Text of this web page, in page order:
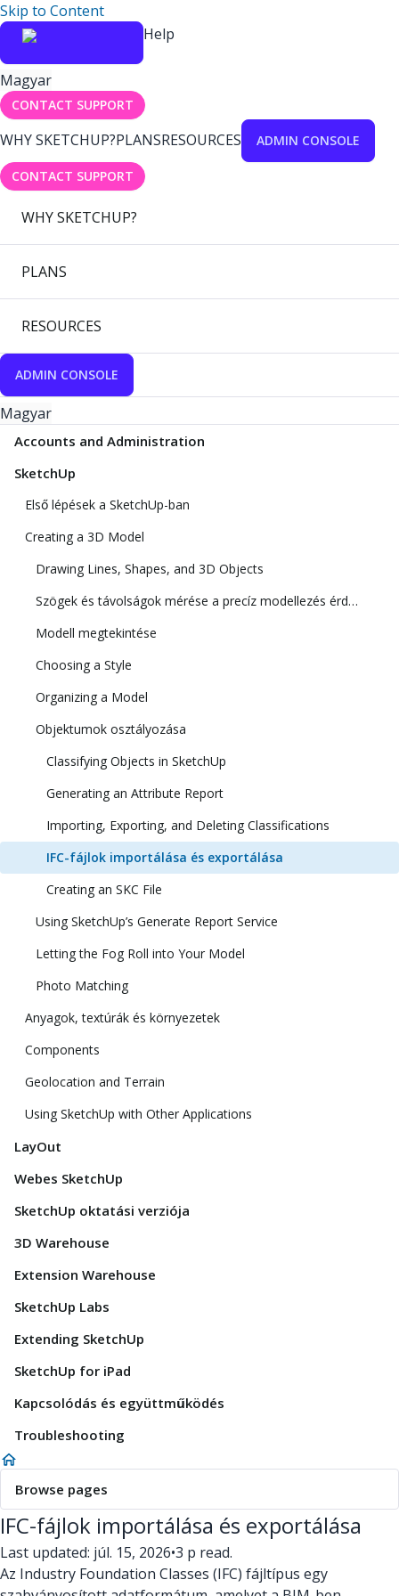
Skip to Content
Help
Magyar
CONTACT SUPPORT
WHY SKETCHUP?PLANSRESOURCES ADMIN CONSOLE
CONTACT SUPPORT
WHY SKETCHUP?
PLANS
RESOURCES
ADMIN CONSOLE
Magyar
Accounts and Administration
SketchUp
Első lépések a SketchUp-ban
Creating a 3D Model
Drawing Lines, Shapes, and 3D Objects
Szögek és távolságok mérése a precíz modellezés érdekében
Modell megtekintése
Choosing a Style
Organizing a Model
Objektumok osztályozása
Classifying Objects in SketchUp
Generating an Attribute Report
Importing, Exporting, and Deleting Classifications
IFC-fájlok importálása és exportálása
Creating an SKC File
Using SketchUp’s Generate Report Service
Letting the Fog Roll into Your Model
Photo Matching
Anyagok, textúrák és környezetek
Components
Geolocation and Terrain
Using SketchUp with Other Applications
LayOut
Webes SketchUp
SketchUp oktatási verziója
3D Warehouse
Extension Warehouse
SketchUp Labs
Extending SketchUp
SketchUp for iPad
Kapcsolódás és együttműködés
Troubleshooting
Browse pages
IFC-fájlok importálása és exportálása
Last updated: júl. 15, 2026•3 p read.
Az Industry Foundation Classes (IFC) fájltípus egy